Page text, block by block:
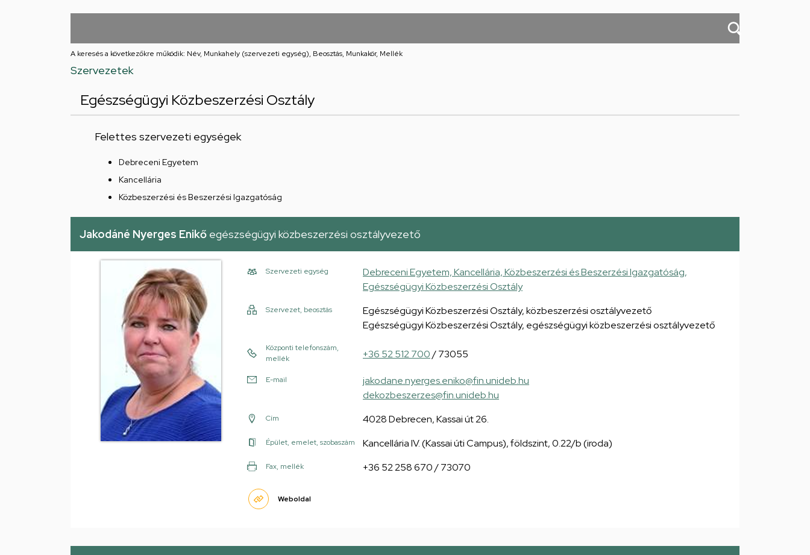
Iskolája
feladatellátási
A keresés a következőkre működik: Név, Munkahely (szervezeti egység), Beosztás, Munkakör, Mellék
Szervezetek
Egészségügyi Közbeszerzési Osztály
Felettes szervezeti egységek
Debreceni Egyetem
Kancellária
Közbeszerzési és Beszerzési Igazgatóság
Jakodáné Nyerges Enikő egészségügyi közbeszerzési osztályvezető
Szervezeti egység
Debreceni Egyetem, Kancellária, Közbeszerzési és Beszerzési Igazgatóság,
Egészségügyi Közbeszerzési Osztály
Szervezet, beosztás
Egészségügyi Közbeszerzési Osztály, közbeszerzési osztályvezető
Egészségügyi Közbeszerzési Osztály, egészségügyi közbeszerzési osztályvezető
Központi telefonszám,
mellék
+36 52 512 700/ 73055
E-mail
jakodane.nyerges.eniko@fin.unideb.hu
dekozbeszerzes@fin.unideb.hu
Cím 4028 Debrecen, Kassai út 26.
Épület, emelet, szobaszám Kancellária IV. (Kassai úti Campus), földszint, 0.22/b (iroda)
Fax, mellék +36 52 258 670 / 73070
Weboldal